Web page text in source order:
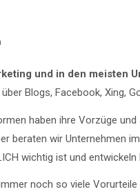
und in den meisten
Blogs, Facebook, Xing,
haben ihre Vorzüge
beraten wir Unternehmen
wichtig ist und entwickeln
noch so viele Vorurteile